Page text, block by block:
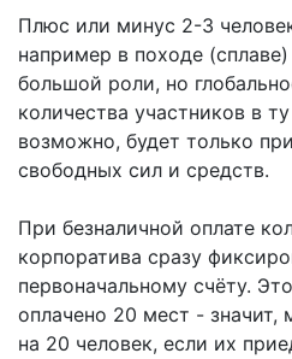
Плюс или минус 2-3
например в походе
большой роли, но
количества участников в
возможно, будет только
свободных сил и средств.
При безналичной оплате
корпоратива сразу
первоначальному счёту.
оплачено 20 мест - значит,
на 20 человек, если их